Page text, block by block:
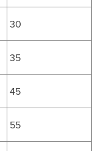
30
35
45
55